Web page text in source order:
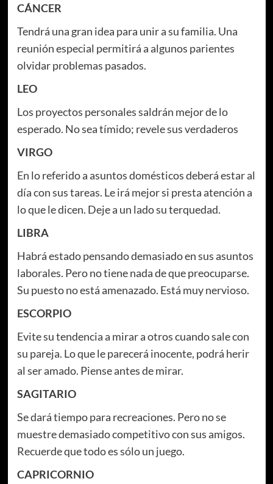
CÁNCER
Tendrá una gran idea para unir a su familia. Una
reunión especial permitirá a algunos parientes
olvidar problemas pasados.
LEO
Los proyectos personales saldrán mejor de lo
esperado. No sea tímido; revele sus verdaderos
VIRGO
En lo referido a asuntos domésticos deberá estar al
día con sus tareas. Le irá mejor si presta atención a
lo que le dicen. Deje a un lado su terquedad.
LIBRA
Habrá estado pensando demasiado en sus asuntos
laborales. Pero no tiene nada de que preocuparse.
Su puesto no está amenazado. Está muy nervioso.
ESCORPIO
Evite su tendencia a mirar a otros cuando sale con
su pareja. Lo que le parecerá inocente, podrá herir
al ser amado. Piense antes de mirar.
SAGITARIO
Se dará tiempo para recreaciones. Pero no se
muestre demasiado competitivo con sus amigos.
Recuerde que todo es sólo un juego.
CAPRICORNIO